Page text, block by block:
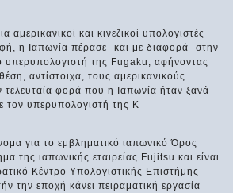
αμερικανικοί και κινεζικοί υπολογιστές
η Ιαπωνία πέρασε -και με διαφορά- στην
υπερυπολογιστή της Fugaku, αφήνοντας
αντίστοιχα, τους αμερικανικούς
φορά που η Ιαπωνία ήταν ξανά
τον υπερυπολογιστή της Κ
για το εμβληματικό ιαπωνικό Όρος
της ιαπωνικής εταιρείας Fujitsu και είναι
Κέντρο Υπολογιστικής Επιστήμης
την εποχή κάνει πειραματική εργασία